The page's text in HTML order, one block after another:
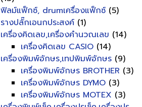
ฟิลม์แฟ็กซ์, drumเครื่องแฟ็กซ์ (5)
รางปลั๊กเอนกประสงค์ (1)
เครื่องคิดเลข,เครื่องคำนวณเลข (14)
เครื่องคิดเลข CASIO (14)
เครื่องพิมพ์อักษร,เทปพิมพ์อักษร (9)
เครื่องพิมพ์อักษร BROTHER (3)
เครื่องพิมพ์อักษร DYMO (3)
เครื่องพิมพ์อักษร MOTEX (3)